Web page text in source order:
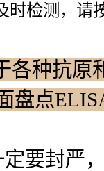
时检测，
各种抗原
盘点
要封严